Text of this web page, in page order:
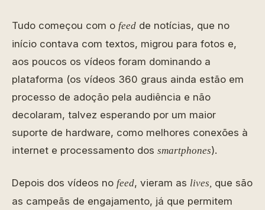
Tudo começou com o feed de notícias, que no
início contava com textos, migrou para fotos e,
aos poucos os vídeos foram dominando a
plataforma (os vídeos 360 graus ainda estão em
processo de adoção pela audiência e não
decolaram, talvez esperando por um maior
suporte de hardware, como melhores conexões à
internet e processamento dos smartphones).
Depois dos vídeos no feed, vieram as lives, que são
as campeãs de engajamento, já que permitem